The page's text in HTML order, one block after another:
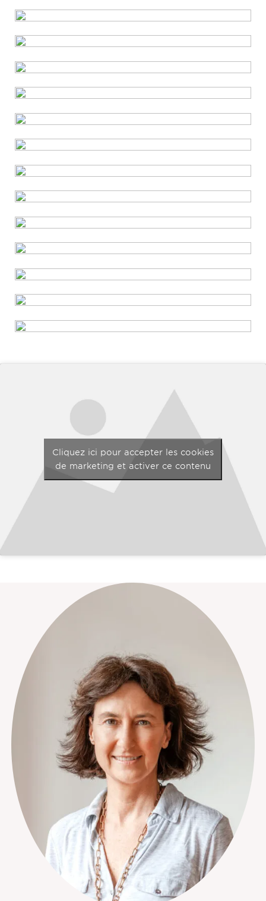
Cliquez ici pour accepter les cookies
de marketing et activer ce contenu